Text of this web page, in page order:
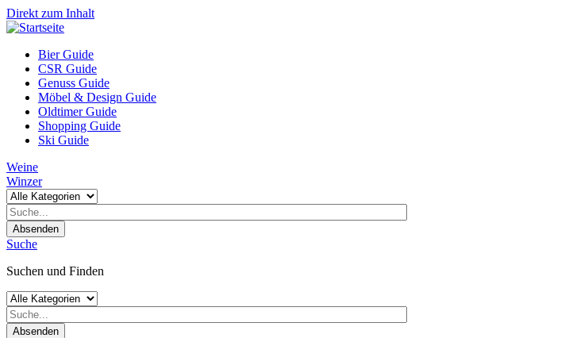
Direkt zum Inhalt
Bier Guide
CSR Guide
Genuss Guide
Möbel & Design Guide
Oldtimer Guide
Shopping Guide
Ski Guide
Weine
Winzer
Absenden
Suche
Suchen und Finden
Absenden